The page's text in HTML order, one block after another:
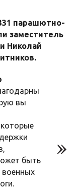
парашютно-
заместитель
Николай
вы
быть
военных